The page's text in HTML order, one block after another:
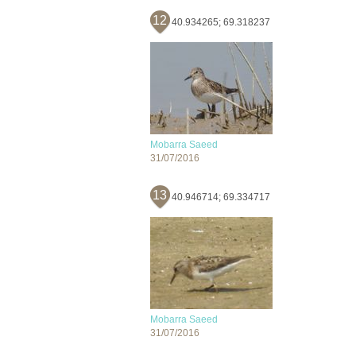
12 40.934265; 69.318237
Mobarra Saeed
31/07/2016
13 40.946714; 69.334717
Mobarra Saeed
31/07/2016